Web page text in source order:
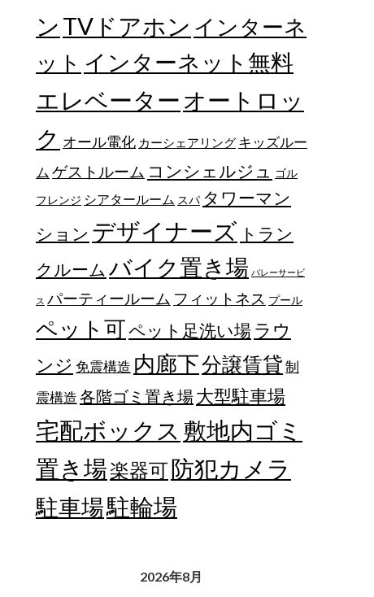
ン TVドアホン インターネ
ット インターネット無料
エレベーター オートロッ
ク オール電化 カーシェアリング キッズルー
ム ゲストルーム コンシェルジュ
ゴル
フレンジ シアタールーム スパ タワーマン
ション デザイナーズ トラン
クルーム バイク置き場 バレーサービ
ス パーティールーム フィットネス プール
ペット可ペット足洗い場 ラウ
ンジ 免震構造 内廊下分譲賃貸制
震構造各階ゴミ置き場大型駐車場
宅配ボックス 敷地内ゴミ
置き場楽器可防犯カメラ
駐車場駐輪場
2026年8月